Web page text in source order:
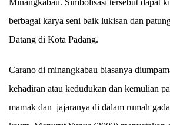
Minangkabau. Simbolisasi tersebut dapat
berbagai karya seni baik lukisan dan
Datang di Kota Padang.
Carano di minangkabau biasanya
kehadiran atau kedudukan dan kemulian
mamak dan jajaranya di dalam rumah